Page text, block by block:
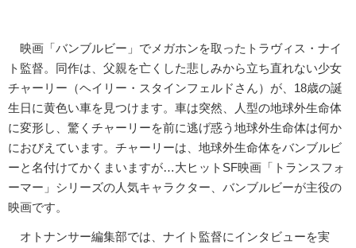
映画「バンブルビー」でメガホンを取ったトラヴィス・ナイ
ト監督。同作は、父親を亡くした悲しみから立ち直れない少女
チャーリー（ヘイリー・スタインフェルドさん）が、18歳の誕
生日に黄色い車を見つけます。車は突然、人型の地球外生命体
に変形し、驚くチャーリーを前に逃げ惑う地球外生命体は何か
におびえています。チャーリーは、地球外生命体をバンブルビ
ーと名付けてかくまいますが…大ヒットSF映画「トランスフォ
ーマー」シリーズの人気キャラクター、バンブルビーが主役の
映画です。
オトナンサー編集部では、ナイト監督にインタビューを実